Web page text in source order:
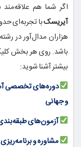
اگر شما هم
آیریسکبا تجربه‌ای
هزاران مدال‌آور در
باشد. روی هر بخش
بیشتر آشنا شوید:
دوره‌های تخصصی
و جهانی
آزمون‌های
مشاوره و